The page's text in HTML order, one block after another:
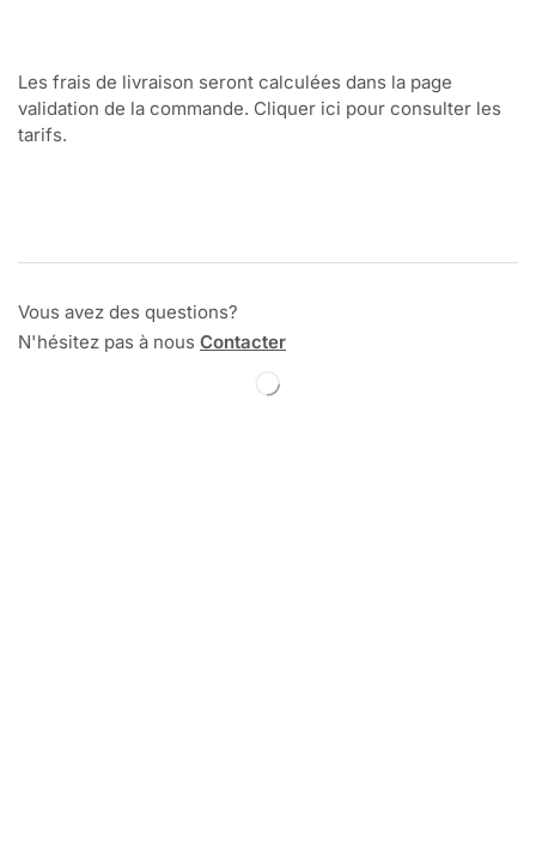
Les frais de livraison seront calculées dans la page
validation de la commande. Cliquer ici pour consulter les
tarifs.
Vous avez des questions?
N'hésitez pas à nous Contacter